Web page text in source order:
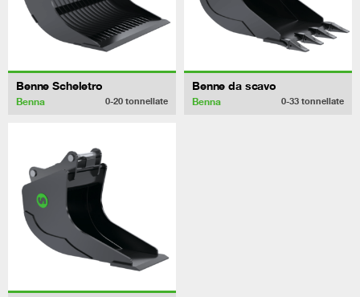
Benne Scheletro
Benna 0-20 tonnellate
Benne da scavo
Benna 0-33 tonnellate